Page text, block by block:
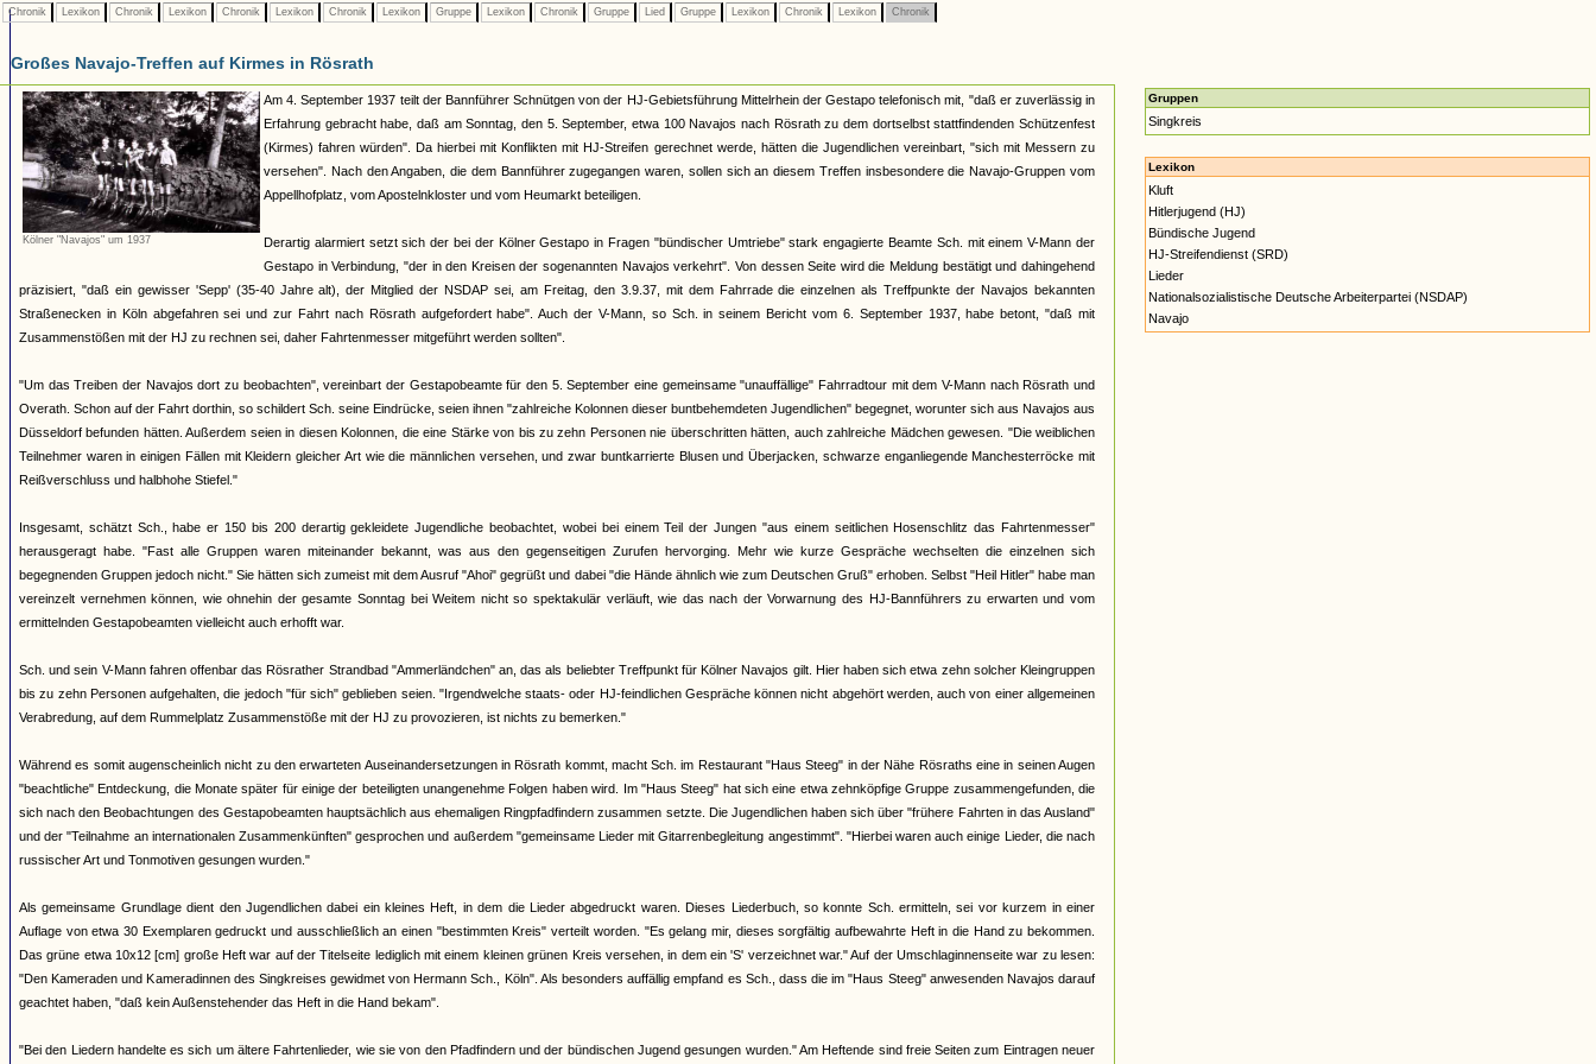
Chronik Lexikon Chronik Lexikon Chronik Lexikon Chronik Lexikon Gruppe Lexikon Chronik Gruppe Lied Gruppe Lexikon Chronik Lexikon Chronik
Großes Navajo-Treffen auf Kirmes in Rösrath
Kölner "Navajos" um 1937
Am 4. September 1937 teilt der Bannführer Schnütgen von der HJ-Gebietsführung Mittelrhein der Gestapo telefonisch mit, "daß er zuverlässig in
Erfahrung gebracht habe, daß am Sonntag, den 5. September, etwa 100 Navajos nach Rösrath zu dem dortselbst stattfindenden Schützenfest
(Kirmes) fahren würden". Da hierbei mit Konflikten mit HJ-Streifen gerechnet werde, hätten die Jugendlichen vereinbart, "sich mit Messern zu
versehen". Nach den Angaben, die dem Bannführer zugegangen waren, sollen sich an diesem Treffen insbesondere die Navajo-Gruppen vom
Appellhofplatz, vom Apostelnkloster und vom Heumarkt beteiligen.
Derartig alarmiert setzt sich der bei der Kölner Gestapo in Fragen "bündischer Umtriebe" stark engagierte Beamte Sch. mit einem V-Mann der
Gestapo in Verbindung, "der in den Kreisen der sogenannten Navajos verkehrt". Von dessen Seite wird die Meldung bestätigt und dahingehend
präzisiert, "daß ein gewisser 'Sepp' (35-40 Jahre alt), der Mitglied der NSDAP sei, am Freitag, den 3.9.37, mit dem Fahrrade die einzelnen als Treffpunkte der Navajos bekannten
Straßenecken in Köln abgefahren sei und zur Fahrt nach Rösrath aufgefordert habe". Auch der V-Mann, so Sch. in seinem Bericht vom 6. September 1937, habe betont, "daß mit
Zusammenstößen mit der HJ zu rechnen sei, daher Fahrtenmesser mitgeführt werden sollten".
"Um das Treiben der Navajos dort zu beobachten", vereinbart der Gestapobeamte für den 5. September eine gemeinsame "unauffällige" Fahrradtour mit dem V-Mann nach Rösrath und
Overath. Schon auf der Fahrt dorthin, so schildert Sch. seine Eindrücke, seien ihnen "zahlreiche Kolonnen dieser buntbehemdeten Jugendlichen" begegnet, worunter sich aus Navajos aus
Düsseldorf befunden hätten. Außerdem seien in diesen Kolonnen, die eine Stärke von bis zu zehn Personen nie überschritten hätten, auch zahlreiche Mädchen gewesen. "Die weiblichen
Teilnehmer waren in einigen Fällen mit Kleidern gleicher Art wie die männlichen versehen, und zwar buntkarrierte Blusen und Überjacken, schwarze enganliegende Manchesterröcke mit
Reißverschluss und halbhohe Stiefel."
Insgesamt, schätzt Sch., habe er 150 bis 200 derartig gekleidete Jugendliche beobachtet, wobei bei einem Teil der Jungen "aus einem seitlichen Hosenschlitz das Fahrtenmesser"
herausgeragt habe. "Fast alle Gruppen waren miteinander bekannt, was aus den gegenseitigen Zurufen hervorging. Mehr wie kurze Gespräche wechselten die einzelnen sich
begegnenden Gruppen jedoch nicht." Sie hätten sich zumeist mit dem Ausruf "Ahoi" gegrüßt und dabei "die Hände ähnlich wie zum Deutschen Gruß" erhoben. Selbst "Heil Hitler" habe man
vereinzelt vernehmen können, wie ohnehin der gesamte Sonntag bei Weitem nicht so spektakulär verläuft, wie das nach der Vorwarnung des HJ-Bannführers zu erwarten und vom
ermittelnden Gestapobeamten vielleicht auch erhofft war.
Sch. und sein V-Mann fahren offenbar das Rösrather Strandbad "Ammerländchen" an, das als beliebter Treffpunkt für Kölner Navajos gilt. Hier haben sich etwa zehn solcher Kleingruppen
bis zu zehn Personen aufgehalten, die jedoch "für sich" geblieben seien. "Irgendwelche staats- oder HJ-feindlichen Gespräche können nicht abgehört werden, auch von einer allgemeinen
Verabredung, auf dem Rummelplatz Zusammenstöße mit der HJ zu provozieren, ist nichts zu bemerken."
Während es somit augenscheinlich nicht zu den erwarteten Auseinandersetzungen in Rösrath kommt, macht Sch. im Restaurant "Haus Steeg" in der Nähe Rösraths eine in seinen Augen
"beachtliche" Entdeckung, die Monate später für einige der beteiligten unangenehme Folgen haben wird. Im "Haus Steeg" hat sich eine etwa zehnköpfige Gruppe zusammengefunden, die
sich nach den Beobachtungen des Gestapobeamten hauptsächlich aus ehemaligen Ringpfadfindern zusammen setzte. Die Jugendlichen haben sich über "frühere Fahrten in das Ausland"
und der "Teilnahme an internationalen Zusammenkünften" gesprochen und außerdem "gemeinsame Lieder mit Gitarrenbegleitung angestimmt". "Hierbei waren auch einige Lieder, die nach
russischer Art und Tonmotiven gesungen wurden."
Als gemeinsame Grundlage dient den Jugendlichen dabei ein kleines Heft, in dem die Lieder abgedruckt waren. Dieses Liederbuch, so konnte Sch. ermitteln, sei vor kurzem in einer
Auflage von etwa 30 Exemplaren gedruckt und ausschließlich an einen "bestimmten Kreis" verteilt worden. "Es gelang mir, dieses sorgfältig aufbewahrte Heft in die Hand zu bekommen.
Das grüne etwa 10x12 [cm] große Heft war auf der Titelseite lediglich mit einem kleinen grünen Kreis versehen, in dem ein 'S' verzeichnet war." Auf der Umschlaginnenseite war zu lesen:
"Den Kameraden und Kameradinnen des Singkreises gewidmet von Hermann Sch., Köln". Als besonders auffällig empfand es Sch., dass die im "Haus Steeg" anwesenden Navajos darauf
geachtet haben, "daß kein Außenstehender das Heft in die Hand bekam".
"Bei den Liedern handelte es sich um ältere Fahrtenlieder, wie sie von den Pfadfindern und der bündischen Jugend gesungen wurden." Am Heftende sind freie Seiten zum Eintragen neuer
Gruppen
Singkreis
Lexikon
Kluft
Hitlerjugend (HJ)
Bündische Jugend
HJ-Streifendienst (SRD)
Lieder
Nationalsozialistische Deutsche Arbeiterpartei (NSDAP)
Navajo